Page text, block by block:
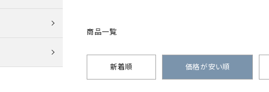
ニット
商品一覧
新着順 価格が安い順